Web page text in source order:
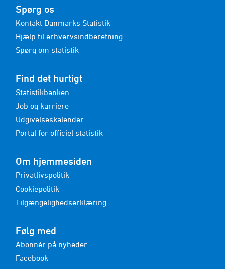
Spørg os
Kontakt Danmarks Statistik
Hjælp til erhvervsindberetning
Spørg om statistik
Find det hurtigt
Statistikbanken
Job og karriere
Udgivelseskalender
Portal for officiel statistik
Om hjemmesiden
Privatlivspolitik
Cookiepolitik
Tilgængelighedserklæring
Følg med
Abonnér på nyheder
Facebook